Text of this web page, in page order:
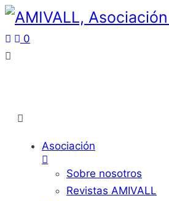
0
Asociación
Sobre nosotros
Revistas AMIVALL